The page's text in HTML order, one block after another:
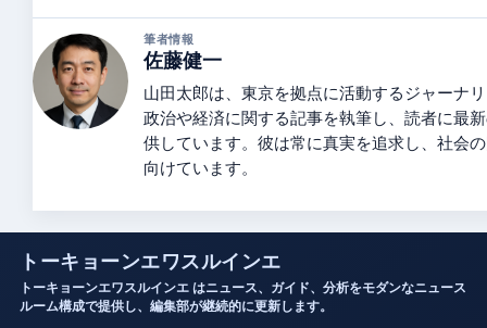
筆者情報
佐藤健一
山田太郎は、東京を拠点に活動するジャーナ
政治や経済に関する記事を執筆し、読者に最
供しています。彼は常に真実を追求し、社会
向けています。
トーキョーンエワスルインエ
トーキョーンエワスルインエ はニュース、ガイド、分析をモダンなニュース
ルーム構成で提供し、編集部が継続的に更新します。